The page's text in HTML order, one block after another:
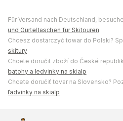
Für Versand nach Deutschland,
und Gürteltaschen für Skitouren
Chcesz dostarczyć towar do Polski?
skitury
Chcete doručit zboží do České
batohy a ledvinky na skialp
Chcete doručiť tovar na Slovensko?
ľadvinky na skialp